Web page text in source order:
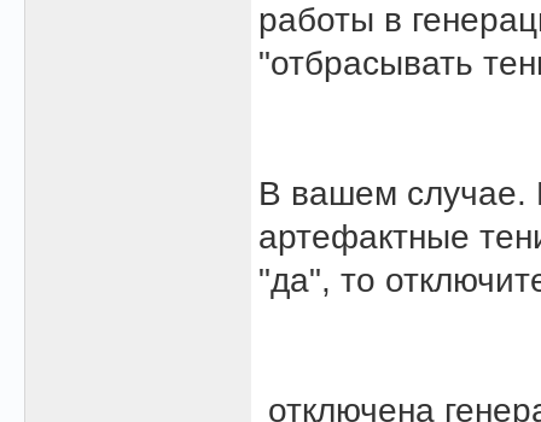
работы в
"отбрасывать
В вашем случае.
артефактные
"да", то
отключена